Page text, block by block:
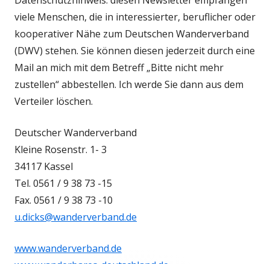
viele Menschen, die in interessierter, beruflicher oder
kooperativer Nähe zum Deutschen Wanderverband
(DWV) stehen. Sie können diesen jederzeit durch eine
Mail an mich mit dem Betreff „Bitte nicht mehr
zustellen“ abbestellen. Ich werde Sie dann aus dem
Verteiler löschen.
Deutscher Wanderverband
Kleine Rosenstr. 1- 3
34117 Kassel
Tel. 0561 / 9 38 73 -15
Fax. 0561 / 9 38 73 -10
u.dicks@wanderverband.de
www.wanderverband.de